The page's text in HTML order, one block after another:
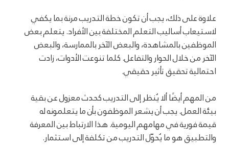
علاوة على ذلك، يجب أن تكون خطة التدريب مرنة بما يكفي
لاستيعاب أساليب التعلم المختلفة بين الأفراد. يتعلم بعض
الموظفين بالمشاهدة، والبعض الآخر بالممارسة، والبعض
الآخر من خلال الحوار والتفاعل. كلما تنوعت الأدوات، زادت
احتمالية تحقيق تأثير حقيقي.
من المهم أيضًا ألا يُنظر إلى التدريب كحدث معزول عن بقية
بيئة العمل. يجب أن يشعر الموظفون بأن ما يتعلمونه له
قيمة فورية في مهامهم اليومية. هذا الارتباط بين المعرفة
والتطبيق هو ما يُحوّل التدريب من تكلفة إلى استثمار.